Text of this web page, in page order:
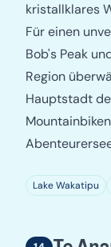
kristallklares
Für einen
Bob's Peak
Region
Hauptstadt
Lake Wakatipu